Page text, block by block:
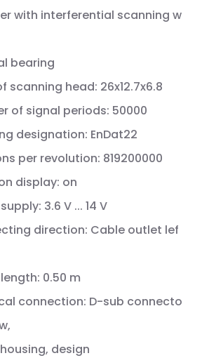
with interferential scanning w
bearing
scanning head: 26x12.7x6.8
of signal periods: 50000
designation: EnDat22
per revolution: 819200000
display: on
3.6 V ... 14 V
direction: Cable outlet lef
0.50 m
connection: D-sub connecto
design